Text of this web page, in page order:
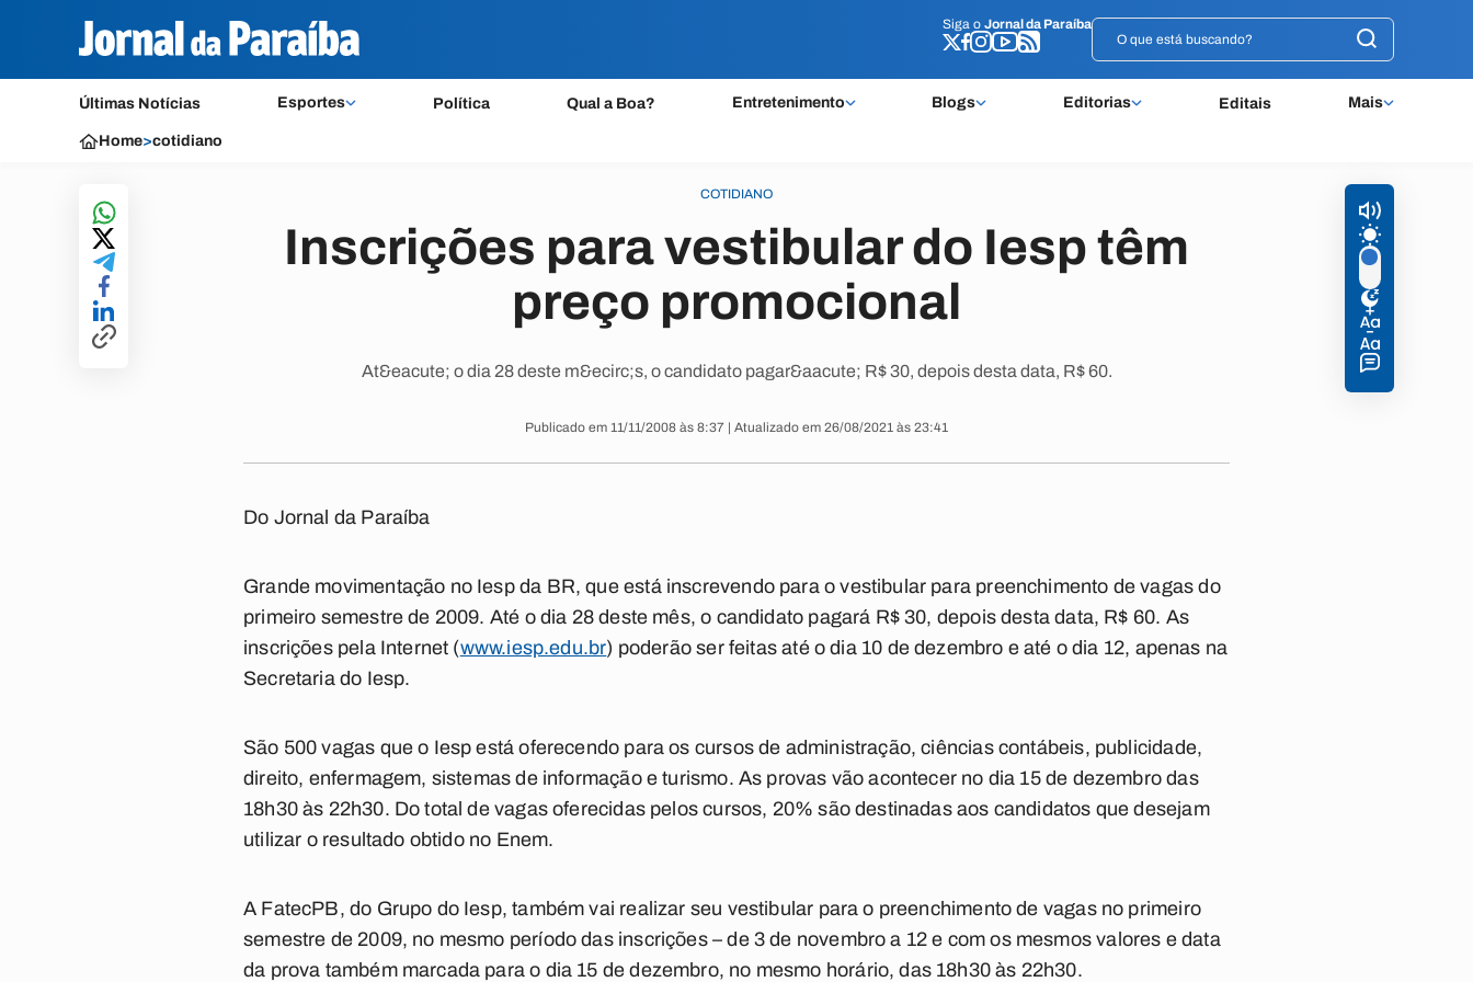
Siga o Jornal da Paraíba
Últimas Notícias Esportes Política Qual a Boa? Entretenimento Blogs Editorias Editais Mais
Siga o Jornal da Paraíba
Home>cotidiano
COTIDIANO
Inscrições para vestibular do Iesp têm
preço promocional
At&eacute; o dia 28 deste m&ecirc;s, o candidato pagar&aacute; R$ 30, depois desta data, R$ 60.
Publicado em 11/11/2008 às 8:37 | Atualizado em 26/08/2021 às 23:41
Do Jornal da Paraíba
Grande movimentação no Iesp da BR, que está inscrevendo para o vestibular para preenchimento de vagas do
primeiro semestre de 2009. Até o dia 28 deste mês, o candidato pagará R$ 30, depois desta data, R$ 60. As
inscrições pela Internet (www.iesp.edu.br) poderão ser feitas até o dia 10 de dezembro e até o dia 12, apenas na
Secretaria do Iesp.
São 500 vagas que o Iesp está oferecendo para os cursos de administração, ciências contábeis, publicidade,
direito, enfermagem, sistemas de informação e turismo. As provas vão acontecer no dia 15 de dezembro das
18h30 às 22h30. Do total de vagas oferecidas pelos cursos, 20% são destinadas aos candidatos que desejam
utilizar o resultado obtido no Enem.
A FatecPB, do Grupo do Iesp, também vai realizar seu vestibular para o preenchimento de vagas no primeiro
semestre de 2009, no mesmo período das inscrições – de 3 de novembro a 12 e com os mesmos valores e data
da prova também marcada para o dia 15 de dezembro, no mesmo horário, das 18h30 às 22h30.